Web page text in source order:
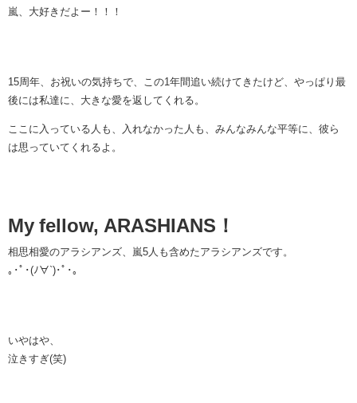
嵐、大好きだよー！！！
15周年、お祝いの気持ちで、この1年間追い続けてきたけど、やっぱり最
後には私達に、大きな愛を返してくれる。
ここに入っている人も、入れなかった人も、みんなみんな平等に、彼ら
は思っていてくれるよ。
My fellow, ARASHIANS！
相思相愛のアラシアンズ、嵐5人も含めたアラシアンズです。
｡･ﾟ･(ﾉ∀`)･ﾟ･｡
いやはや、
泣きすぎ(笑)